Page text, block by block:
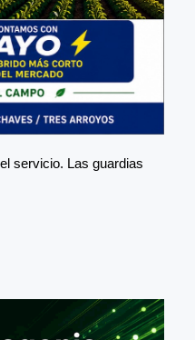
servicio. Las guardias